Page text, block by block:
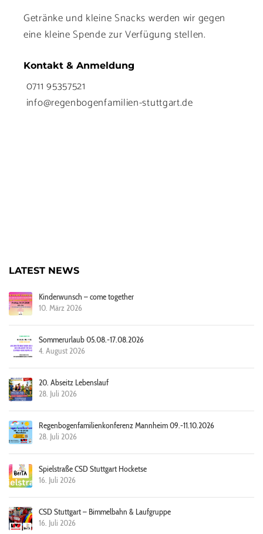
Getränke und kleine Snacks werden wir gegen
eine kleine Spende zur Verfügung stellen.
Kontakt & Anmeldung
0711 95357521
info@regenbogenfamilien-stuttgart.de
LATEST NEWS
Kinderwunsch – come together
10. März 2026
Sommerurlaub 05.08.-17.08.2026
4. August 2026
20. Abseitz Lebenslauf
28. Juli 2026
Regenbogenfamilienkonferenz Mannheim 09.-11.10.2026
28. Juli 2026
Spielstraße CSD Stuttgart Hocketse
16. Juli 2026
CSD Stuttgart – Bimmelbahn & Laufgruppe
16. Juli 2026